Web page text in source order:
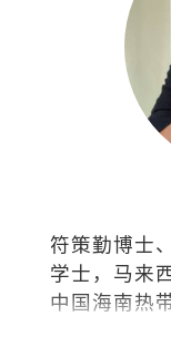
符策勤博士
学士，马来
中国海南热
学术委员会